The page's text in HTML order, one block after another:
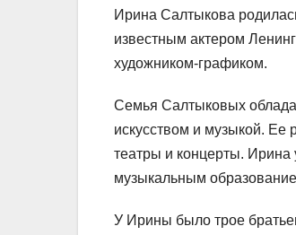
Ирина Салтыкова
известным актером
художником-графиком.
Семья Салтыковых
искусством и музыкой. Ее
театры и концерты. Ирина
музыкальным
У Ирины было трое